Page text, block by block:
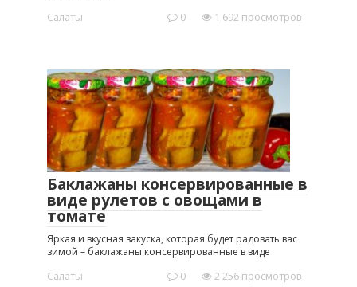
Салаты 0 1 692 просмотров
Баклажаны консервированные в
виде рулетов с овощами в
томате
Яркая и вкусная закуска, которая будет радовать вас
зимой – баклажаны консервированные в виде
Салаты 0 2 256 просмотров